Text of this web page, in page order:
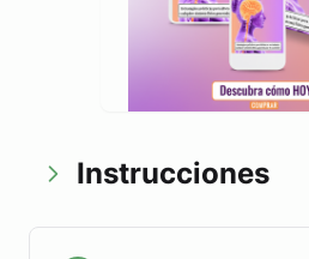
Instrucciones